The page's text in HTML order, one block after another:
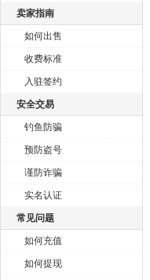
卖家指南
如何出售
收费标准
入驻签约
安全交易
钓鱼防骗
预防盗号
谨防诈骗
实名认证
常见问题
如何充值
如何提现